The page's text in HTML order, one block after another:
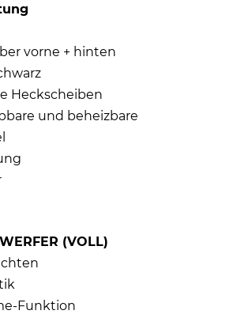
vorne + hinten
Heckscheiben
und beheizbare
(VOLL)
Funktion